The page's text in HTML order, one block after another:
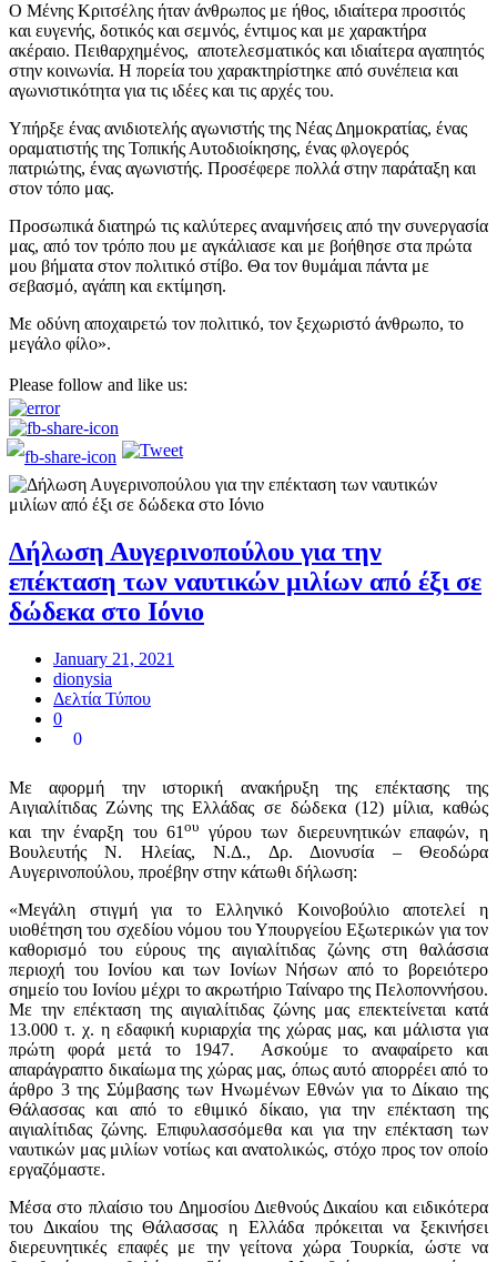
Ο Μένης Κριτσέλης ήταν άνθρωπος με ήθος, ιδιαίτερα προσιτός
και ευγενής, δοτικός και σεμνός, έντιμος και με χαρακτήρα
ακέραιο. Πειθαρχημένος, αποτελεσματικός και ιδιαίτερα αγαπητός
στην κοινωνία. Η πορεία του χαρακτηρίστηκε από συνέπεια και
αγωνιστικότητα για τις ιδέες και τις αρχές του.
Υπήρξε ένας ανιδιοτελής αγωνιστής της Νέας Δημοκρατίας, ένας
οραματιστής της Τοπικής Αυτοδιοίκησης, ένας φλογερός
πατριώτης, ένας αγωνιστής. Προσέφερε πολλά στην παράταξη και
στον τόπο μας.
Προσωπικά διατηρώ τις καλύτερες αναμνήσεις από την συνεργασία
μας, από τον τρόπο που με αγκάλιασε και με βοήθησε στα πρώτα
μου βήματα στον πολιτικό στίβο. Θα τον θυμάμαι πάντα με
σεβασμό, αγάπη και εκτίμηση.
Με οδύνη αποχαιρετώ τον πολιτικό, τον ξεχωριστό άνθρωπο, το
μεγάλο φίλο».
Please follow and like us:
Δήλωση Αυγερινοπούλου για την
επέκταση των ναυτικών μιλίων από έξι σε
δώδεκα στο Ιόνιο
January 21, 2021
dionysia
Δελτία Τύπου
0
0
Με αφορμή την ιστορική ανακήρυξη της επέκτασης της
Αιγιαλίτιδας Ζώνης της Ελλάδας σε δώδεκα (12) μίλια, καθώς
και την έναρξη του 61ου γύρου των διερευνητικών επαφών, η
Βουλευτής Ν. Ηλείας, Ν.Δ., Δρ. Διονυσία – Θεοδώρα
Αυγερινοπούλου, προέβην στην κάτωθι δήλωση:
«Μεγάλη στιγμή για το Ελληνικό Κοινοβούλιο αποτελεί η
υιοθέτηση του σχεδίου νόμου του Υπουργείου Εξωτερικών για τον
καθορισμό του εύρους της αιγιαλίτιδας ζώνης στη θαλάσσια
περιοχή του Ιονίου και των Ιονίων Νήσων από το βορειότερο
σημείο του Ιονίου μέχρι το ακρωτήριο Ταίναρο της Πελοποννήσου.
Με την επέκταση της αιγιαλίτιδας ζώνης μας επεκτείνεται κατά
13.000 τ. χ. η εδαφική κυριαρχία της χώρας μας, και μάλιστα για
πρώτη φορά μετά το 1947. Ασκούμε το αναφαίρετο και
απαράγραπτο δικαίωμα της χώρας μας, όπως αυτό απορρέει από το
άρθρο 3 της Σύμβασης των Ηνωμένων Εθνών για το Δίκαιο της
Θάλασσας και από το εθιμικό δίκαιο, για την επέκταση της
αιγιαλίτιδας ζώνης. Επιφυλασσόμεθα και για την επέκταση των
ναυτικών μας μιλίων νοτίως και ανατολικώς, στόχο προς τον οποίο
εργαζόμαστε.
Μέσα στο πλαίσιο του Δημοσίου Διεθνούς Δικαίου και ειδικότερα
του Δικαίου της Θάλασσας η Ελλάδα πρόκειται να ξεκινήσει
διερευνητικές επαφές με την γείτονα χώρα Τουρκία, ώστε να